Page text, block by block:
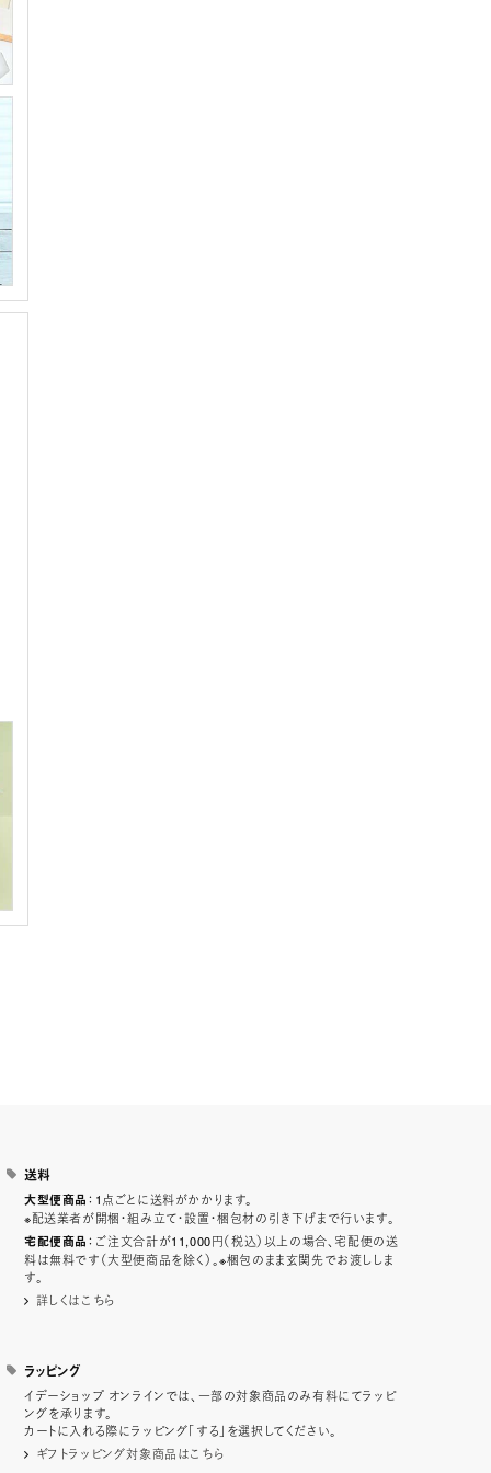
送料
大型便商品 ：1点ごとに送料がかかります。
※配送業者が開梱・組み立て・設置・梱包材の引き下げまで行います。
宅配便商品 ：ご注文合計が11,000円（税込）以上の場合、宅配便の送
料は無料です（大型便商品を除く）。※梱包のまま玄関先でお渡ししま
す。
詳しくはこちら
ラッピング
イデーショップ オンラインでは、一部の対象商品のみ有料にてラッピ
ングを承ります。
カートに入れる際にラッピング「する」を選択してください。
ギフトラッピング対象商品はこちら